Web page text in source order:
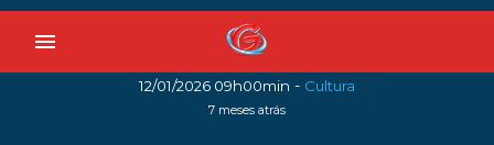
menu
12/01/2026 09h00min - Cultura
7 meses atrás